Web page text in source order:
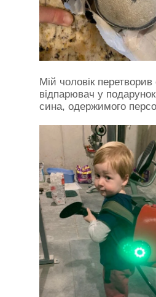
Мій чоловік
відпарювач у
сина, одержимого